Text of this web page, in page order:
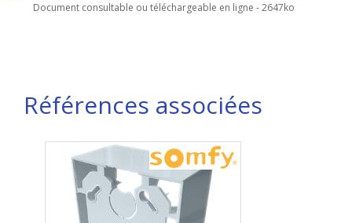
Document consultable ou téléchargeable en ligne - 2647ko
Références associées